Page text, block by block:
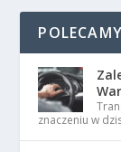
POLECAMY
znaczeniu w